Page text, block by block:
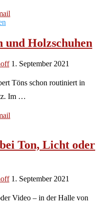
und Holzschuhen
1. September 2021
Töns schon routiniert in
Im …
Ton, Licht oder
1. September 2021
Video – in der Halle von